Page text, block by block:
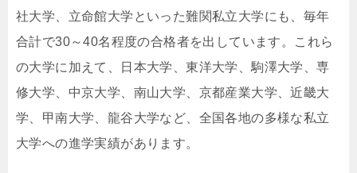
社大学、立命館大学といった難関私立大学にも、毎年
合計で30～40名程度の合格者を出しています。これら
の大学に加えて、日本大学、東洋大学、駒澤大学、専
修大学、中京大学、南山大学、京都産業大学、近畿大
学、甲南大学、龍谷大学など、全国各地の多様な私立
大学への進学実績があります。